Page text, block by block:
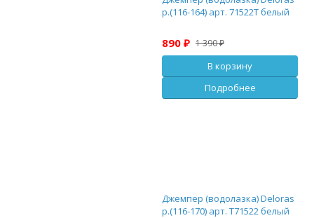
р.(116-164) арт. 71522T белый
890 ₽ 1 390 ₽
В корзину
Подробнее
Джемпер (водолазка) Deloras
р.(116-170) арт. Т71522 белый